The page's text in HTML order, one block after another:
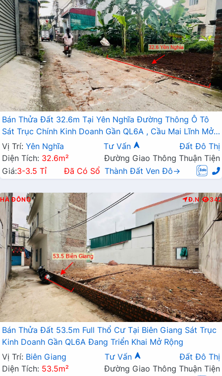
Bán Thửa Đất 32.6m Tại Yên Nghĩa Đường Thông Ô Tô
Sát Trục Chính Kinh Doanh Gần QL6A , Cầu Mai Lĩnh Mở
Rộng
Vị Trí: Yên Nghĩa Tư Vấn
Đất Đô Thị
Diện Tích: 32.6m²
Đường Giao Thông Thuận Tiện
Giá:3-3.5 Tỉ Đã Có Sổ Thành Đất Ven Đô→
HÀ ĐÔNG Đ.N 342
Bán Thửa Đất 53.5m Full Thổ Cư Tại Biên Giang Sát Trục
Kinh Doanh Gần QL6A Đang Triển Khai Mở Rộng
Vị Trí: Biên Giang Tư Vấn
Đất Đô Thị
Diện Tích: 53.5m²
Đường Giao Thông Thuận Tiện